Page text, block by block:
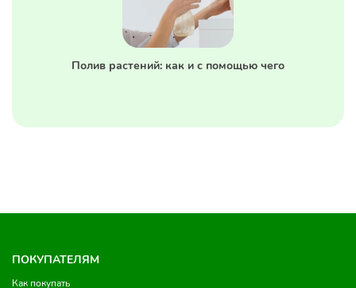
Полив растений: как и с помощью чего
ПОКУПАТЕЛЯМ
Как покупать